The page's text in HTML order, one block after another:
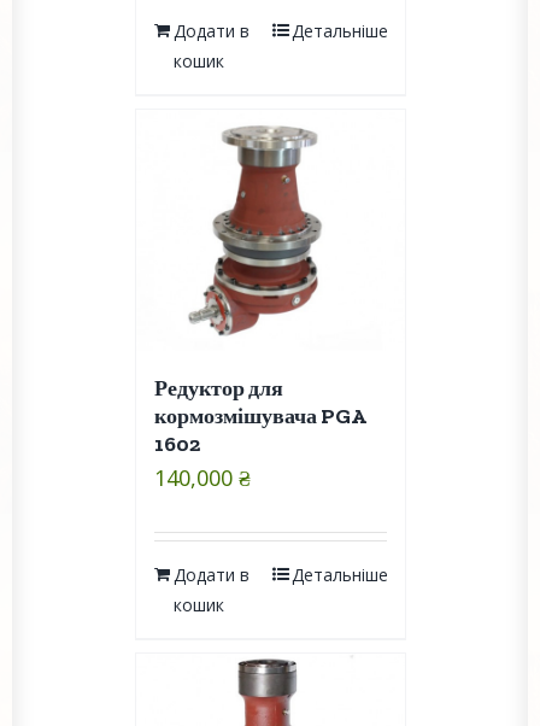
Додати в
кошик
Детальніше
Редуктор для
кормозмішувача PGA
1602
140,000 ₴
Додати в
кошик
Детальніше